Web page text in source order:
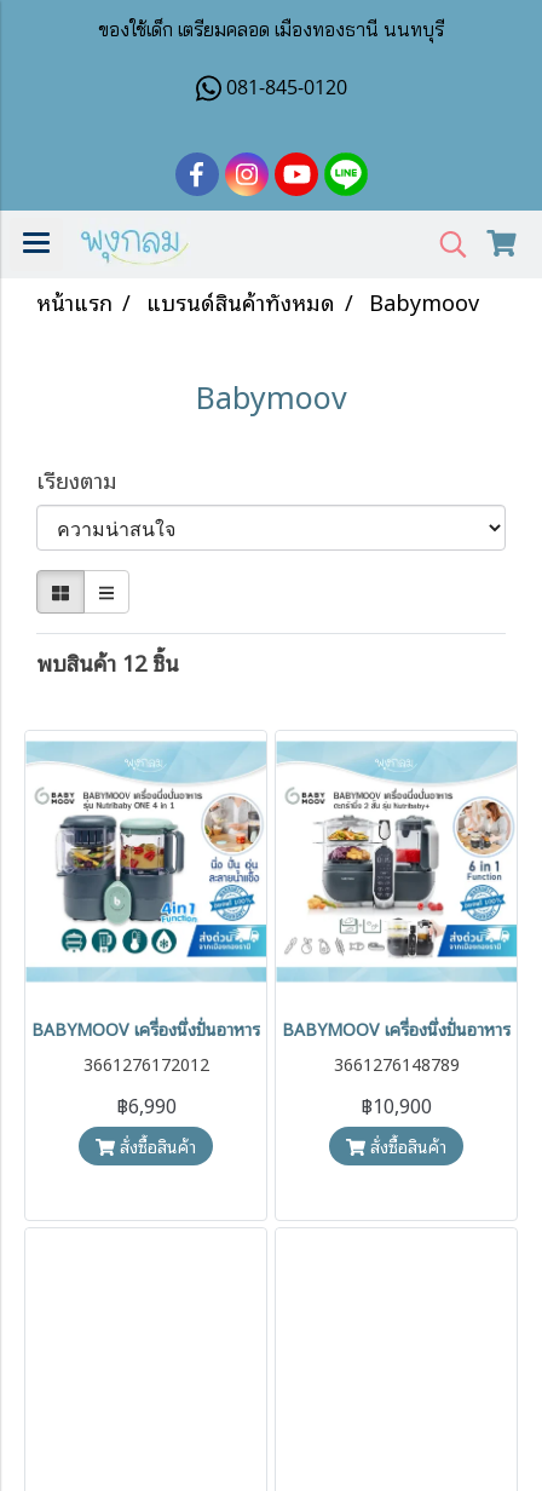
ของใช้เด็ก เตรียมคลอด เมืองทองธานี นนทบุรี
081-845-0120
หน้าแรก แบรนด์สินค้าทั้งหมด Babymoov
Babymoov
เรียงตาม
พบสินค้า 12 ชิ้น
BABYMOOV เครื่องนึ่งปั่นอาหาร 4in1 นึ่ง ปั่น อุ่นอาหาร ละลายน้ำแข็ง รุ่
3661276172012
฿6,990
สั่งซื้อสินค้า
BABYMOOV เครื่องนึ่งปั่นอาหาร
3661276148789
฿10,900
สั่งซื้อสินค้า